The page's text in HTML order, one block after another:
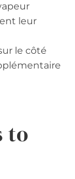
leur
le côté
to